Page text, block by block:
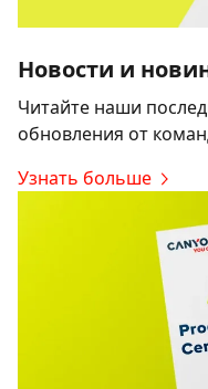
Новости и
Читайте наши
обновления от
Узнать больше